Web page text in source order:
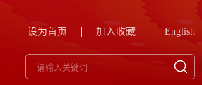
设为首页 加入收藏 English